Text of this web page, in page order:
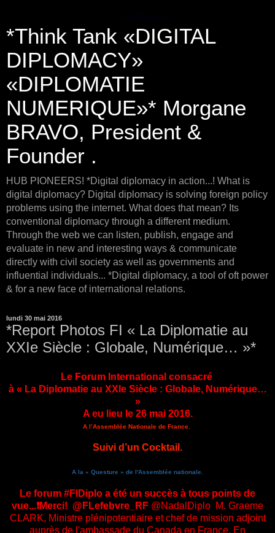
*Think Tank «DIGITAL
DIPLOMACY»
«DIPLOMATIE
NUMERIQUE»* Morgane
BRAVO, President &
Founder .
HUB PIONEERS! *Digital diplomacy in action...! What is
digital diplomacy? Digital diplomacy is solving foreign policy
problems using the internet. What does that mean? Its
conventional diplomacy through a different medium.
Through the web we can listen, publish, engage and
evaluate in new and interesting ways & communicate
directly with civil society as well as governments and
influential individuals... *Digital diplomacy, a tool of oft power
& for a new face of international relations.
lundi 30 mai 2016
*Report Photos FI « La Diplomatie au
XXIe Siècle : Globale, Numérique… »*
Le Forum International consacré
à « La Diplomatie au XXIe Siècle : Globale, Numérique…
»
A eu lieu le 26 mai 2016.
A l’Assemblée Nationale de France.
Suivi d’un Cocktail.
A la « Questure » de l'Assemblée nationale.
Le forum ‪#‎FIDiplo‬ a été un succès à tous points de
vue...❗️Merci! @FLefebvre_RF @NadalDiplo M. Graeme
CLARK, Ministre plénipotentiaire et chef de mission adjoint
auprès de l'ambassade du Canada en France. En